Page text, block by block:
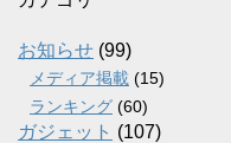
ブ
お知らせ (99)
メディア掲載 (15)
ランキング (60)
ガジェット (107)